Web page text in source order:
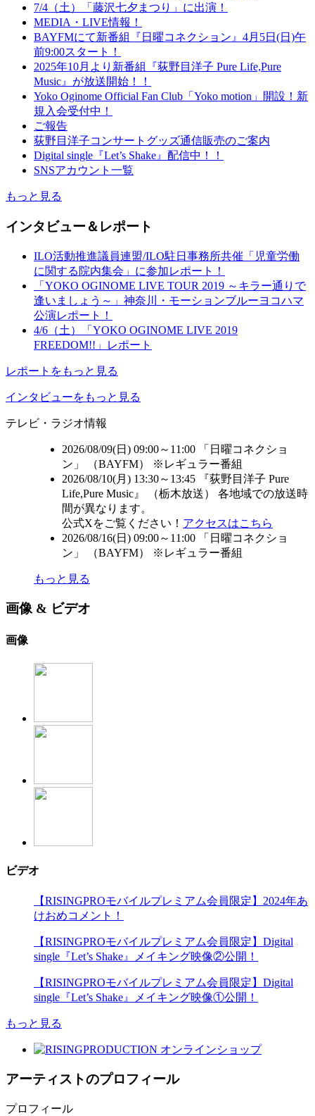
7/4（土）「藤沢七夕まつり」に出演！
MEDIA・LIVE情報！
BAYFMにて新番組『日曜コネクション』4月5日(日)午
前9:00スタート！
2025年10月より新番組『荻野目洋子 Pure Life,Pure
Music』が放送開始！！
Yoko Oginome Official Fan Club「Yoko motion」開設！新
規入会受付中！
ご報告
荻野目洋子コンサートグッズ通信販売のご案内
Digital single『Let’s Shake』配信中！！
SNSアカウント一覧
もっと見る
インタビュー＆レポート
ILO活動推進議員連盟/ILO駐日事務所共催「児童労働
に関する院内集会」に参加レポート！
「YOKO OGINOME LIVE TOUR 2019 ～キラー通りで
逢いましょう～」神奈川・モーションブルーヨコハマ
公演レポート！
4/6（土）「YOKO OGINOME LIVE 2019
FREEDOM!!」レポート
レポートをもっと見る
インタビューをもっと見る
テレビ・ラジオ情報
2026/08/09(日) 09:00～11:00 「日曜コネクショ
ン」 （BAYFM） ※レギュラー番組
2026/08/10(月) 13:30～13:45 『荻野目洋子 Pure
Life,Pure Music』 （栃木放送） 各地域での放送時
間が異なります。
公式Xをご覧ください！ アクセスはこちら
2026/08/16(日) 09:00～11:00 「日曜コネクショ
ン」 （BAYFM） ※レギュラー番組
もっと見る
画像 & ビデオ
画像
ビデオ
【RISINGPROモバイルプレミアム会員限定】2024年あ
けおめコメント！
【RISINGPROモバイルプレミアム会員限定】Digital
single『Let’s Shake』メイキング映像②公開！
【RISINGPROモバイルプレミアム会員限定】Digital
single『Let’s Shake』メイキング映像①公開！
もっと見る
アーティストのプロフィール
プロフィール